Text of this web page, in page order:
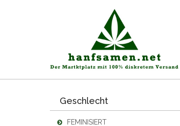
Geschlecht
FEMINISIERT